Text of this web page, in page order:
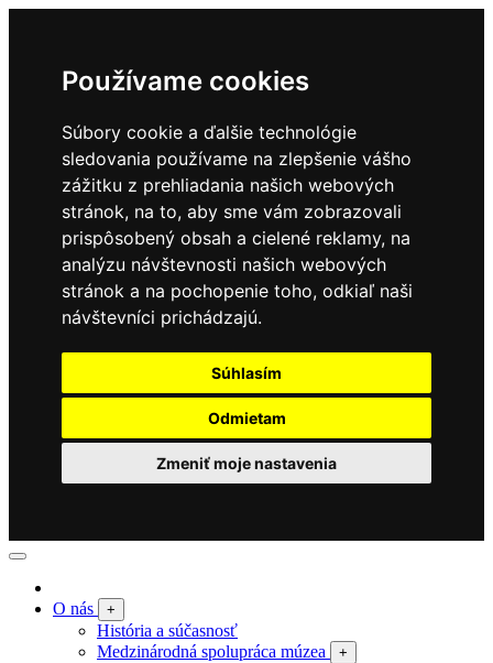
Používame cookies
Súbory cookie a ďalšie technológie
sledovania používame na zlepšenie vášho
zážitku z prehliadania našich webových
stránok, na to, aby sme vám zobrazovali
prispôsobený obsah a cielené reklamy, na
analýzu návštevnosti našich webových
stránok a na pochopenie toho, odkiaľ naši
návštevníci prichádzajú.
Súhlasím
Odmietam
Zmeniť moje nastavenia
O nás +
História a súčasnosť
Medzinárodná spolupráca múzea
+